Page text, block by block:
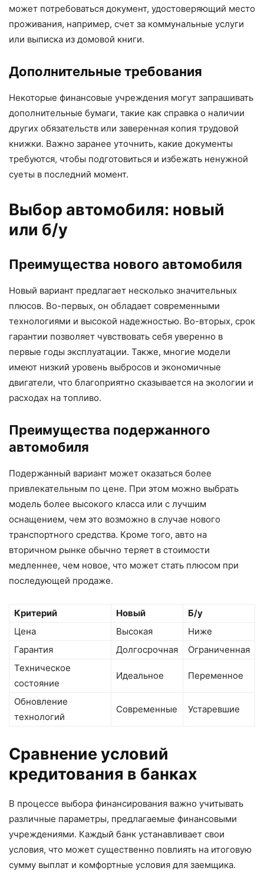
может потребоваться документ, удостоверяющий место
проживания, например, счет за коммунальные услуги
или выписка из домовой книги.
Дополнительные требования
Некоторые финансовые учреждения могут запрашивать
дополнительные бумаги, такие как справка о наличии
других обязательств или заверенная копия трудовой
книжки. Важно заранее уточнить, какие документы
требуются, чтобы подготовиться и избежать ненужной
суеты в последний момент.
Выбор автомобиля: новый
или б/у
Преимущества нового автомобиля
Новый вариант предлагает несколько значительных
плюсов. Во-первых, он обладает современными
технологиями и высокой надежностью. Во-вторых, срок
гарантии позволяет чувствовать себя уверенно в
первые годы эксплуатации. Также, многие модели
имеют низкий уровень выбросов и экономичные
двигатели, что благоприятно сказывается на экологии и
расходах на топливо.
Преимущества подержанного
автомобиля
Подержанный вариант может оказаться более
привлекательным по цене. При этом можно выбрать
модель более высокого класса или с лучшим
оснащением, чем это возможно в случае нового
транспортного средства. Кроме того, авто на
вторичном рынке обычно теряет в стоимости
медленнее, чем новое, что может стать плюсом при
последующей продаже.
Критерий Новый
Б/у
Цена
Высокая
Ниже
Гарантия
Долгосрочная
Ограниченная
Техническое
состояние
Идеальное Переменное
Обновление
технологий
Современные Устаревшие
Сравнение условий
кредитования в банках
В процессе выбора финансирования важно учитывать
различные параметры, предлагаемые финансовыми
учреждениями. Каждый банк устанавливает свои
условия, что может существенно повлиять на итоговую
сумму выплат и комфортные условия для заемщика.